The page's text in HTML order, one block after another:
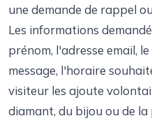
une demande de rappel
Les informations
prénom, l'adresse email,
message, l'horaire
visiteur les ajoute
diamant, du bijou ou de